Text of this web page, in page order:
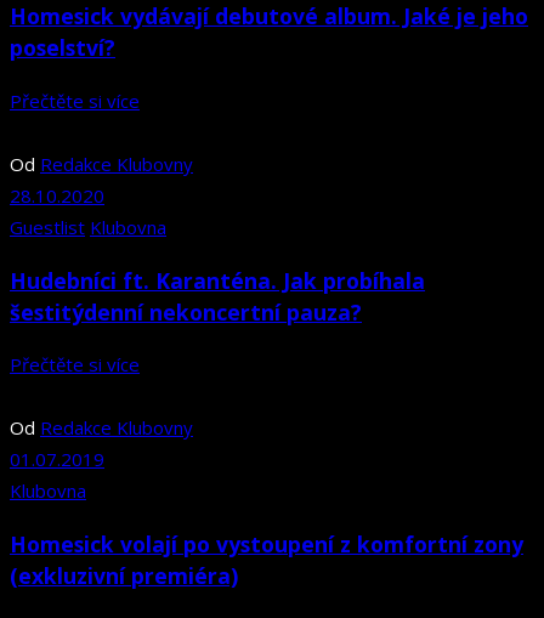
Homesick vydávají debutové album. Jaké je jeho
poselství?
Přečtěte si více
Od Redakce Klubovny
28.10.2020
Guestlist Klubovna
Hudebníci ft. Karanténa. Jak probíhala
šestitýdenní nekoncertní pauza?
Přečtěte si více
Od Redakce Klubovny
01.07.2019
Klubovna
Homesick volají po vystoupení z komfortní zony
(exkluzivní premiéra)